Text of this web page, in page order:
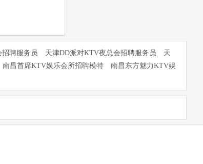
聘服务员 天津DD派对KTV夜总会招聘服务员
天
南昌首席KTV娱乐会所招聘模特
南昌东方魅力KTV娱